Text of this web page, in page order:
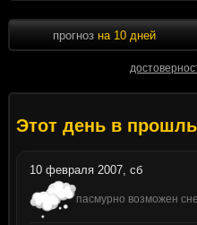
прогноз на 10 дней
Этот день в
10 февраля 2007, сб
пасмурно возможен